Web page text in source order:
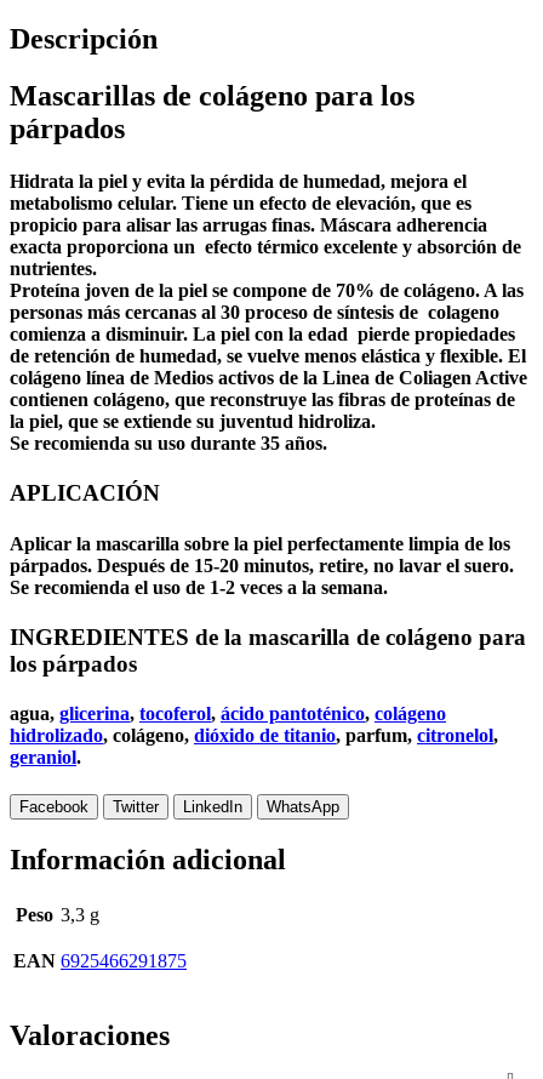
Descripción
Mascarillas de colágeno para los
párpados
Hidrata la piel y evita la pérdida de humedad, mejora el
metabolismo celular. Tiene un efecto de elevación, que es
propicio para alisar las arrugas finas. Máscara adherencia
exacta proporciona un efecto térmico excelente y absorción de
nutrientes.
Proteína joven de la piel se compone de 70% de colágeno. A las
personas más cercanas al 30 proceso de síntesis de colageno
comienza a disminuir. La piel con la edad pierde propiedades
de retención de humedad, se vuelve menos elástica y flexible. El
colágeno línea de Medios activos de la Linea de Coliagen Active
contienen colágeno, que reconstruye las fibras de proteínas de
la piel, que se extiende su juventud hidroliza.
Se recomienda su uso durante 35 años.
APLICACIÓN
Aplicar la mascarilla sobre la piel perfectamente limpia de los
párpados. Después de 15-20 minutos, retire, no lavar el suero.
Se recomienda el uso de 1-2 veces a la semana.
INGREDIENTES de la mascarilla de colágeno para
los párpados
agua, glicerina, tocoferol, ácido pantoténico, colágeno
hidrolizado, colágeno, dióxido de titanio, parfum, citronelol,
geraniol.
Facebook Twitter LinkedIn WhatsApp
Información adicional
Peso 3,3 g
EAN 6925466291875
Valoraciones